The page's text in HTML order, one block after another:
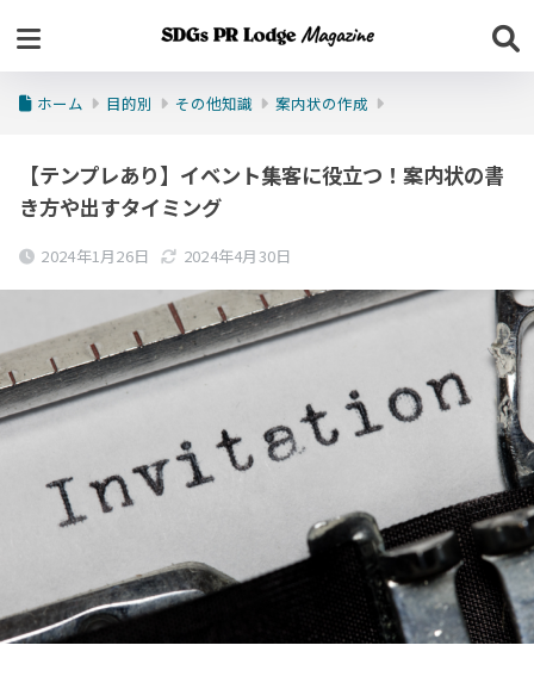
ホーム 目的別 その他知識 案内状の作成
【テンプレあり】イベント集客に役立つ！案内状の書
き方や出すタイミング
2024年1月26日 2024年4月30日